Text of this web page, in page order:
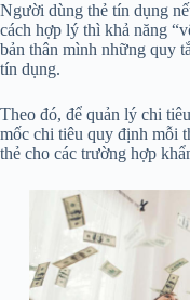
Người dùng thẻ tín dụng
cách hợp lý thì khả năng
bản thân mình những quy
tín dụng.
Theo đó, để quản lý chi
mốc chi tiêu quy định mỗi
thẻ cho các trường hợp